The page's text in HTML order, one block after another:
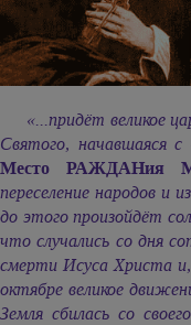
«...придёт великое
Святого, начавшаяся с
Место РАЖДАНия
переселение народов и
до этого произойдёт
что случались со дня
смерти Исуса Христа
октябре великое
Земля сбилась со